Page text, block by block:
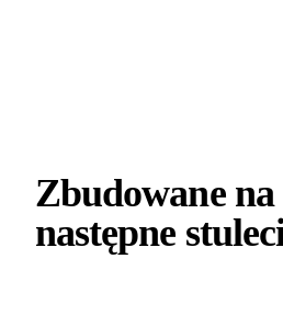
Zbudowane na
następne